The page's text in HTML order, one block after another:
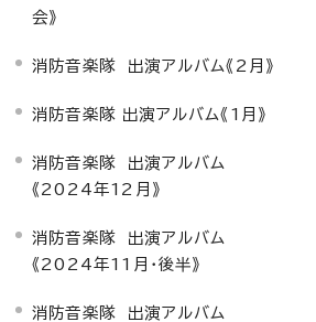
会》
消防音楽隊 出演アルバム《2月》
消防音楽隊 出演アルバム《1月》
消防音楽隊 出演アルバム
《2024年12月》
消防音楽隊 出演アルバム
《2024年11月・後半》
消防音楽隊 出演アルバム